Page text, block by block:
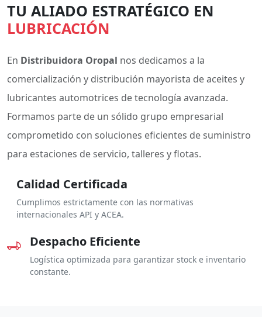
TU ALIADO ESTRATÉGICO EN
LUBRICACIÓN
En Distribuidora Oropal nos dedicamos a la
comercialización y distribución mayorista de aceites y
lubricantes automotrices de tecnología avanzada.
Formamos parte de un sólido grupo empresarial
comprometido con soluciones eficientes de suministro
para estaciones de servicio, talleres y flotas.
Calidad Certificada
Cumplimos estrictamente con las normativas
internacionales API y ACEA.
Despacho Eficiente
Logística optimizada para garantizar stock e inventario
constante.